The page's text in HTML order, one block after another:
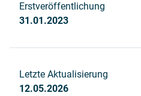
Erstveröffentlichung
31.01.2023
Letzte Aktualisierung
12.05.2026